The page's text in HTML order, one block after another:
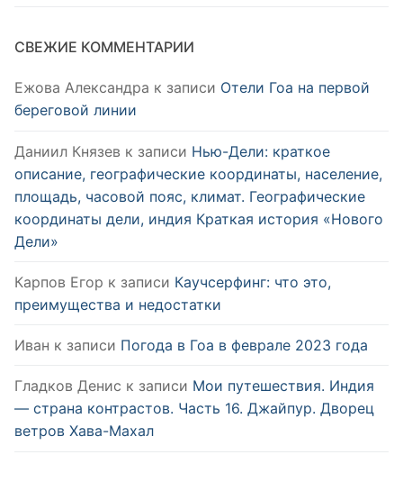
СВЕЖИЕ КОММЕНТАРИИ
Ежова Александра к записи Отели Гоа на первой
береговой линии
Даниил Князев к записи Нью-Дели: краткое
описание, географические координаты, население,
площадь, часовой пояс, климат. Географические
координаты дели, индия Краткая история «Нового
Дели»
Карпов Егор к записи Каучсерфинг: что это,
преимущества и недостатки
Иван к записи Погода в Гоа в феврале 2023 года
Гладков Денис к записи Мои путешествия. Индия
— страна контрастов. Часть 16. Джайпур. Дворец
ветров Хава-Махал